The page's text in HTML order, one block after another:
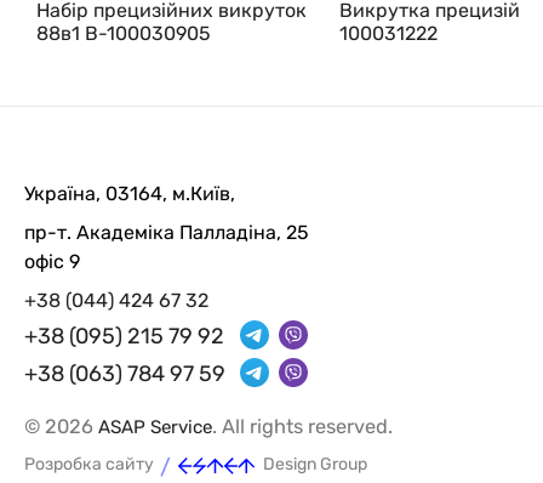
Набір прецизійних викруток
88в1 B-100030905
Викрутка
100031222
Україна, 03164, м.Київ,
пр-т. Академіка Палладіна, 25
офіс 9
+38 (044) 424 67 32
+38 (095) 215 79 92
+38 (063) 784 97 59
© 2026 ASAP Service. All rights reserved.
Розробка сайту / Design Group